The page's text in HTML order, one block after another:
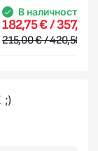
В наличност
182,75 € / 357,43
215,00 € / 420,50 лв.